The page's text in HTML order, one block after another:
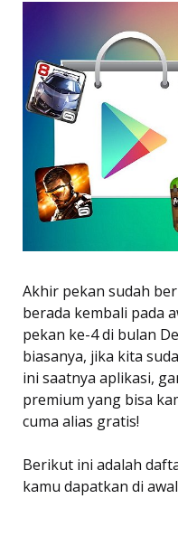
Akhir pekan sudah
berada kembali pada
pekan ke-4 di bulan
biasanya, jika kita
ini saatnya aplikasi,
premium yang bisa
cuma alias gratis!
Berikut ini adalah
kamu dapatkan di